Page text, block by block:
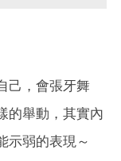
己，會張牙舞
的舉動，其實內
示弱的表現～